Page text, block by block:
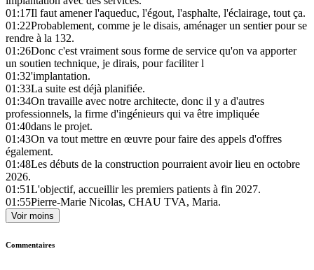
01:17Il faut amener l'aqueduc, l'égout, l'asphalte, l'éclairage, tout ça.
01:22Probablement, comme je le disais, aménager un sentier pour se
rendre à la 132.
01:26Donc c'est vraiment sous forme de service qu'on va apporter
un soutien technique, je dirais, pour faciliter l
01:32'implantation.
01:33La suite est déjà planifiée.
01:34On travaille avec notre architecte, donc il y a d'autres
professionnels, la firme d'ingénieurs qui va être impliquée
01:40dans le projet.
01:43On va tout mettre en œuvre pour faire des appels d'offres
également.
01:48Les débuts de la construction pourraient avoir lieu en octobre
2026.
01:51L'objectif, accueillir les premiers patients à fin 2027.
01:55Pierre-Marie Nicolas, CHAU TVA, Maria.
Voir moins
Commentaires